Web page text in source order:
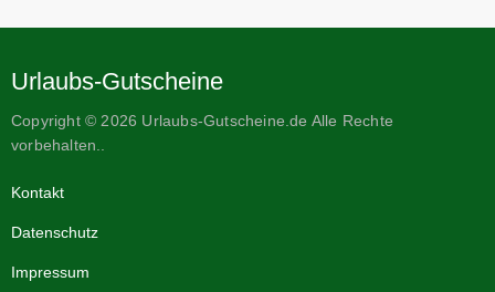
Urlaubs-Gutscheine
Copyright © 2026 Urlaubs-Gutscheine.de Alle Rechte
vorbehalten..
Kontakt
Datenschutz
Impressum